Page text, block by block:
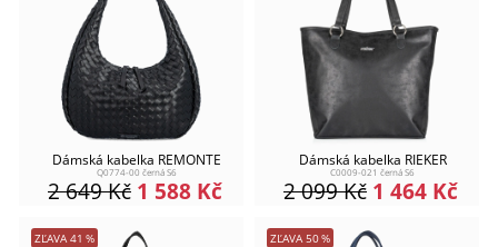
Dámská kabelka REMONTE
Q0774-00 černá S6
1 588 Kč
2 649Kč
Dámská kabelka RIEKER
C0009-021 černá S6
1 464 Kč
2 099Kč
ZĽAVA 41 % ZĽAVA 50%